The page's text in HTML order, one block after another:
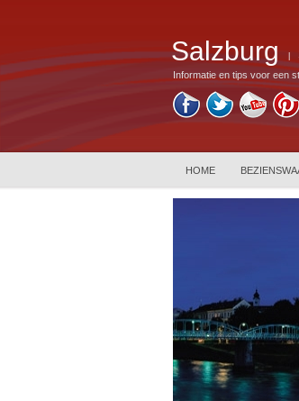
Salzburg
Informatie en tips voor een
HOME